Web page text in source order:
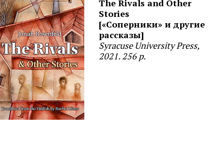
The Rivals and Other
Stories
[«Соперники» и другие
рассказы]
Syracuse University Press,
2021. 256 p.